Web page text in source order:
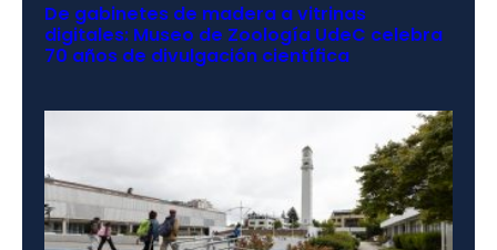
De gabinetes de madera a vitrinas
digitales: Museo de Zoología UdeC celebra
70 años de divulgación científica